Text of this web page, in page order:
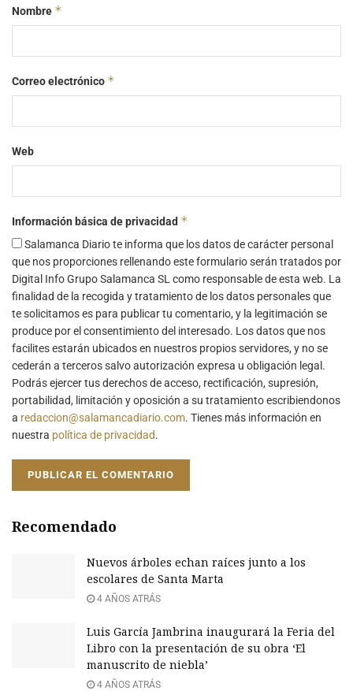
Nombre *
Correo electrónico *
Web
Información básica de privacidad *
Salamanca Diario te informa que los datos de carácter personal
que nos proporciones rellenando este formulario serán tratados por
Digital Info Grupo Salamanca SL como responsable de esta web. La
finalidad de la recogida y tratamiento de los datos personales que
te solicitamos es para publicar tu comentario, y la legitimación se
produce por el consentimiento del interesado. Los datos que nos
facilites estarán ubicados en nuestros propios servidores, y no se
cederán a terceros salvo autorización expresa u obligación legal.
Podrás ejercer tus derechos de acceso, rectificación, supresión,
portabilidad, limitación y oposición a su tratamiento escribiendonos
a redaccion@salamancadiario.com. Tienes más información en
nuestra política de privacidad.
Recomendado
Nuevos árboles echan raíces junto a los
escolares de Santa Marta
4 AÑOS ATRÁS
Luis García Jambrina inaugurará la Feria del
Libro con la presentación de su obra ‘El
manuscrito de niebla’
4 AÑOS ATRÁS